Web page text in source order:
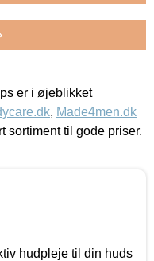
er i øjeblikket
, Made4men.dk
sortiment til gode priser.
hudpleje til din huds